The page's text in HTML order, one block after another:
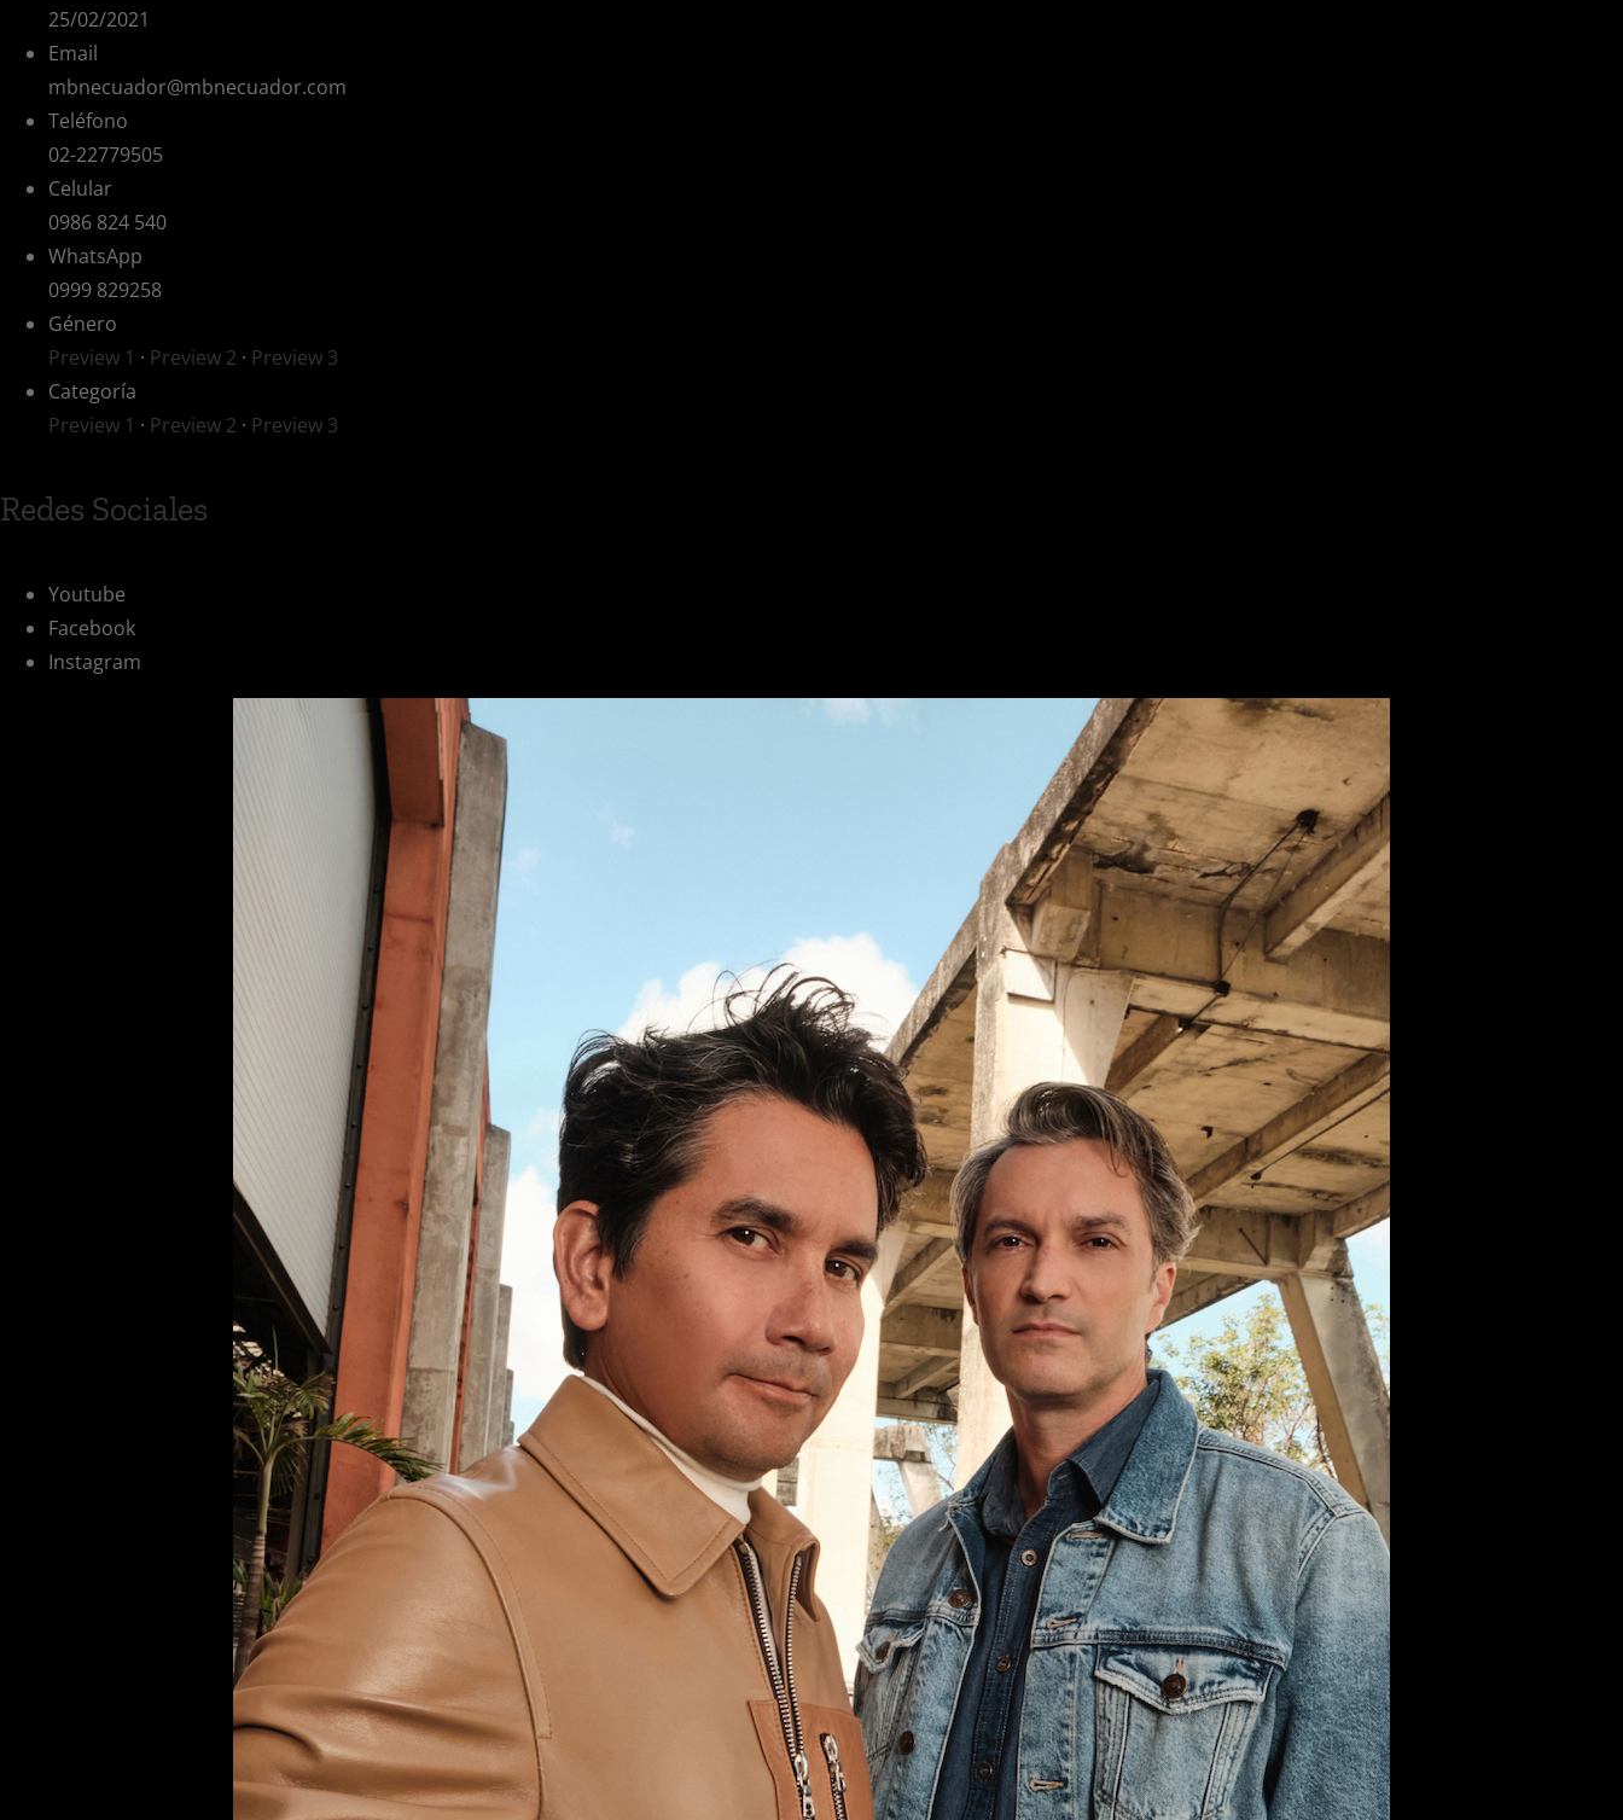
25/02/2021
Email
mbnecuador@mbnecuador.com
Teléfono
02-22779505
Celular
0986 824 540
WhatsApp
0999 829258
Género
Preview 1 · Preview 2 · Preview 3
Categoría
Preview 1 · Preview 2 · Preview 3
Redes Sociales
Youtube
Facebook
Instagram